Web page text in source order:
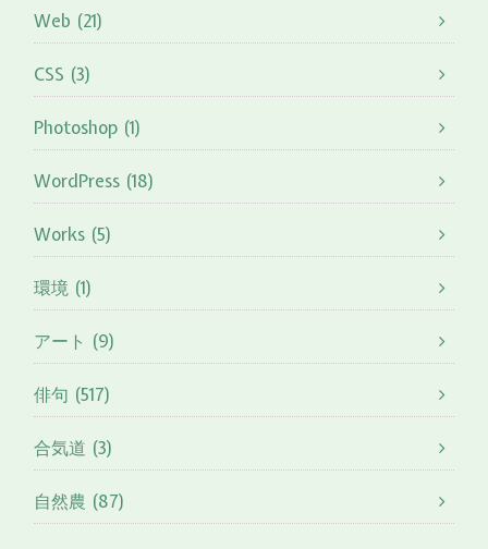
Web (21)
CSS (3)
Photoshop (1)
WordPress (18)
Works (5)
環境 (1)
アート (9)
俳句 (517)
合気道 (3)
自然農 (87)